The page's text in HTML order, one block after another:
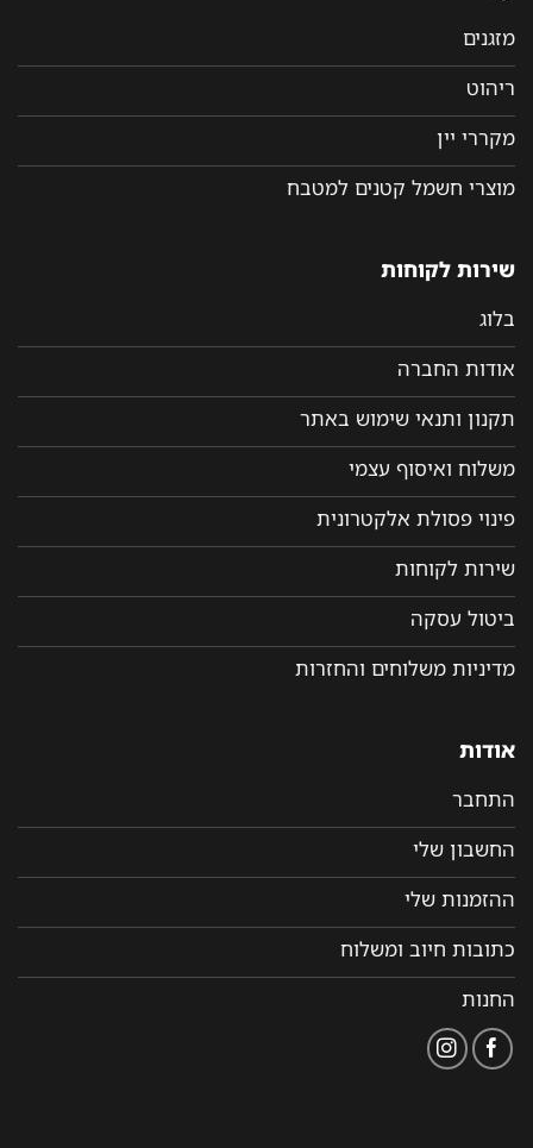
מזגנים
ריהוט
מקררי יין
מוצרי חשמל קטנים למטבח
שירות לקוחות
בלוג
אודות החברה
תקנון ותנאי שימוש באתר
משלוח ואיסוף עצמי
פינוי פסולת אלקטרונית
שירות לקוחות
ביטול עסקה
מדיניות משלוחים והחזרות
אודות
התחבר
החשבון שלי
ההזמנות שלי
כתובות חיוב ומשלוח
החנות